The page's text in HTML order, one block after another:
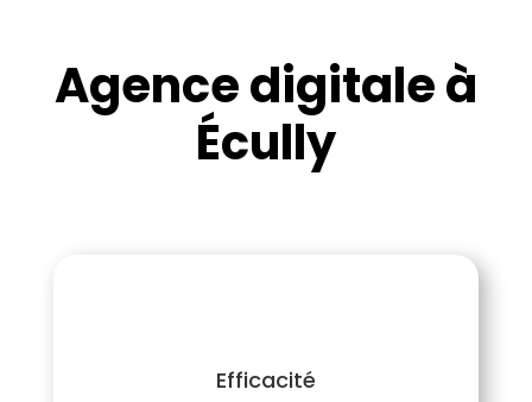
Agence digitale à
Écully
Efficacité